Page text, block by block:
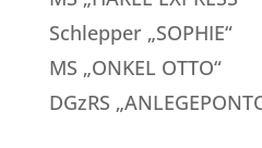
Schlepper „SOPHIE“
MS „ONKEL OTTO“
DGzRS